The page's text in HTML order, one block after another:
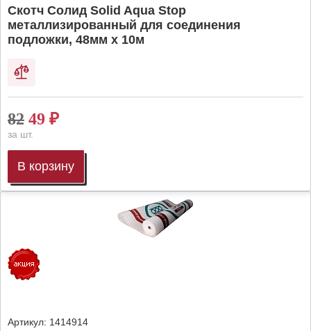
Скотч Солид Solid Aqua Stop
металлизированный для соединения
подложки, 48мм х 10м
82 49 ₽
за шт.
В корзину
Артикул: 1414914